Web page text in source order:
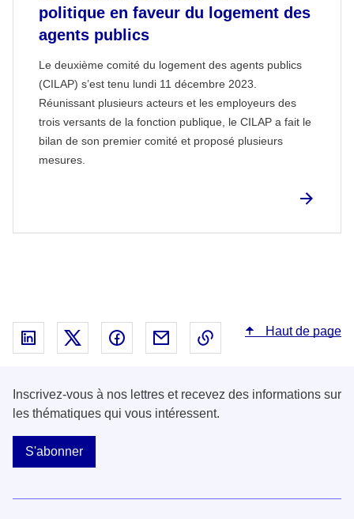
politique en faveur du logement des
agents publics
Le deuxième comité du logement des agents publics
(CILAP) s’est tenu lundi 11 décembre 2023.
Réunissant plusieurs acteurs et les employeurs des
trois versants de la fonction publique, le CILAP a fait le
bilan de son premier comité et proposé plusieurs
mesures.
Partager sur Linked In - nouvelle fenêtre
Partager sur X - nouvelle fenêtre
Partager sur Facebook - nouvelle
Partager par email - nouvelle
Copier le lien dans le
Haut de page
Inscrivez-vous à nos lettres et recevez des informations sur
les thématiques qui vous intéressent.
S'abonner